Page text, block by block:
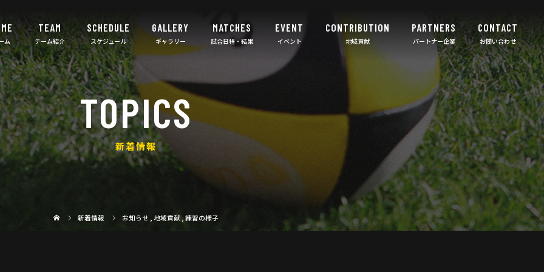
TEAM SCHEDULE GALLERY MATCHES EVENT CONTRIBUTION PARTNERS CONTACT
TOPICS
新着情報
新着情報 お知らせ , 地域貢献 , 練習の様子